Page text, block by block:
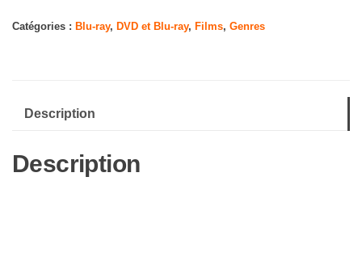
With
Ray+Dvd)
Catégories : Blu-ray, DVD et Blu-ray, Films, Genres
Description
Description